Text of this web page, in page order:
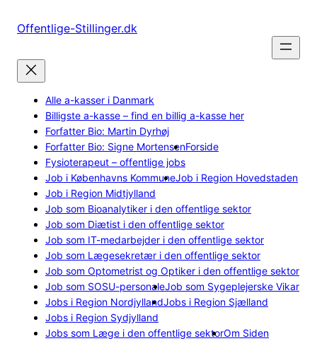
Offentlige-Stillinger.dk
Alle a-kasser i Danmark
Billigste a-kasse – find en billig a-kasse her
Forfatter Bio: Martin Dyrhøj
Forfatter Bio: Signe MortensenForside
Fysioterapeut – offentlige jobs
Job i Københavns KommuneJob i Region Hovedstaden
Job i Region Midtjylland
Job som Bioanalytiker i den offentlige sektor
Job som Diætist i den offentlige sektor
Job som IT-medarbejder i den offentlige sektor
Job som Lægesekretær i den offentlige sektor
Job som Optometrist og Optiker i den offentlige sektor
Job som SOSU-personaleJob som Sygeplejerske Vikar
Jobs i Region NordjyllandJobs i Region Sjælland
Jobs i Region Sydjylland
Jobs som Læge i den offentlige sektorOm Siden